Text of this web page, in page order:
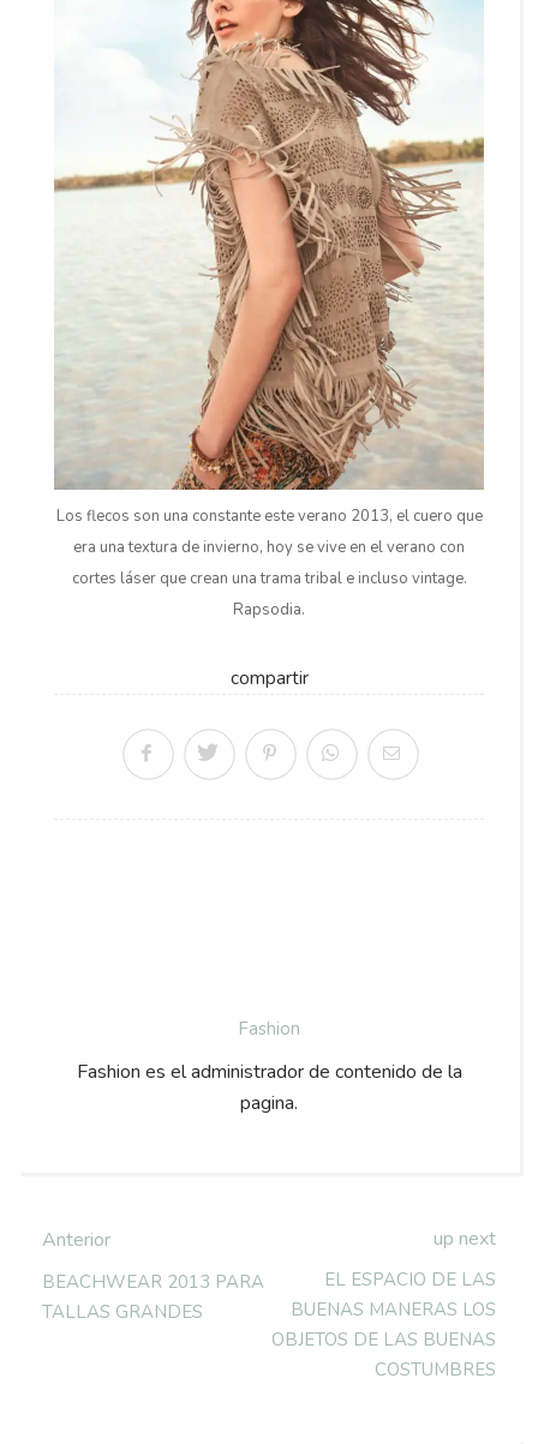
Los flecos son una constante este verano 2013, el cuero que
era una textura de invierno, hoy se vive en el verano con
cortes láser que crean una trama tribal e incluso vintage.
Rapsodia.
compartir
Fashion
Fashion es el administrador de contenido de la
pagina.
Anterior
BEACHWEAR 2013 PARA
TALLAS GRANDES
up next
EL ESPACIO DE LAS
BUENAS MANERAS LOS
OBJETOS DE LAS BUENAS
COSTUMBRES